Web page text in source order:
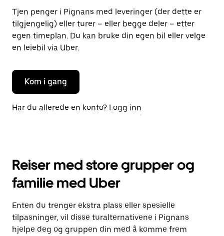
Tjen penger i Pignans med leveringer (der dette er
tilgjengelig) eller turer – eller begge deler – etter
egen timeplan. Du kan bruke din egen bil eller velge
en leiebil via Uber.
Kom i gang
Har du allerede en konto? Logg inn
Reiser med store grupper og
familie med Uber
Enten du trenger ekstra plass eller spesielle
tilpasninger, vil disse turalternativene i Pignans
hjelpe deg og gruppen din med å komme frem